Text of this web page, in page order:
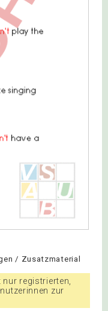
/ Zusatzmaterial
registrierten,
zur